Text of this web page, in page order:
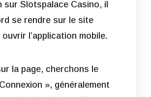
sur Slotspalace Casino, il
se rendre sur le site
l’application mobile.
la page, cherchons le
», généralement